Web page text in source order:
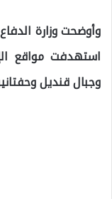
وأوضحت وزارة
استهدفت مواقع
وجبال قنديل